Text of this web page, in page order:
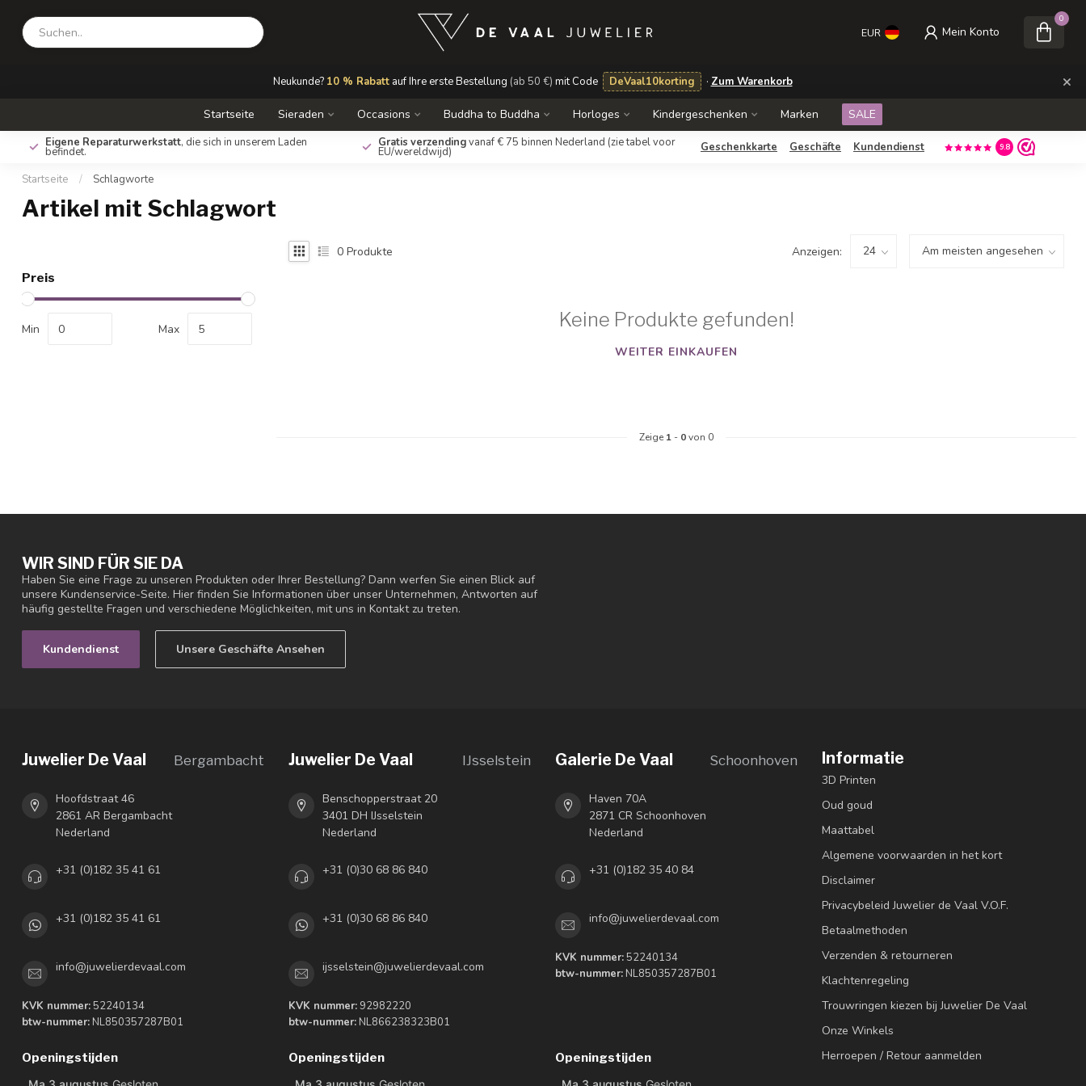
Neukunde? 10 % Rabattauf Ihre erste Bestellung (ab 50 €) mit Code DeVaal10korting · Zum Warenkorb ×
EUR Mein Konto
0
Startseite Sieraden Occasions Buddha to Buddha Horloges Kindergeschenken Marken SALE
Eigene Reparaturwerkstatt, die sich in unserem Laden
befindet.
Gratis verzendingvanaf € 75 binnen Nederland (zie tabel voor
EU/wereldwijd) Geschenkkarte Geschäfte Kundendienst 9.8
Startseite / Schlagworte
Artikel mit Schlagwort
Preis
Min Max
0 Produkte Anzeigen:
Keine Produkte gefunden!
WEITER EINKAUFEN
Zeige 1 - 0von 0
WIR SIND FÜR SIE DA
Haben Sie eine Frage zu unseren Produkten oder Ihrer Bestellung? Dann werfen Sie einen Blick auf
unsere Kundenservice-Seite. Hier finden Sie Informationen über unser Unternehmen, Antworten auf
häufig gestellte Fragen und verschiedene Möglichkeiten, mit uns in Kontakt zu treten.
Kundendienst Unsere Geschäfte Ansehen
Juwelier De Vaal Bergambacht
Hoofdstraat 46
2861 AR Bergambacht
Nederland
+31 (0)182 35 41 61
+31 (0)182 35 41 61
info@juwelierdevaal.com
KVK nummer: 52240134
btw-nummer: NL850357287B01
Openingstijden
Juwelier De Vaal IJsselstein
Benschopperstraat 20
3401 DH IJsselstein
Nederland
+31 (0)30 68 86 840
+31 (0)30 68 86 840
ijsselstein@juwelierdevaal.com
KVK nummer:92982220
btw-nummer: NL866238323B01
Openingstijden
Galerie De Vaal Schoonhoven
Haven 70A
2871 CR Schoonhoven
Nederland
+31 (0)182 35 40 84
info@juwelierdevaal.com
KVK nummer: 52240134
btw-nummer: NL850357287B01
Openingstijden
Informatie
3D Printen
Oud goud
Maattabel
Algemene voorwaarden in het kort
Disclaimer
Privacybeleid Juwelier de Vaal V.O.F.
Betaalmethoden
Verzenden & retourneren
Klachtenregeling
Trouwringen kiezen bij Juwelier De Vaal
Onze Winkels
Herroepen / Retour aanmelden